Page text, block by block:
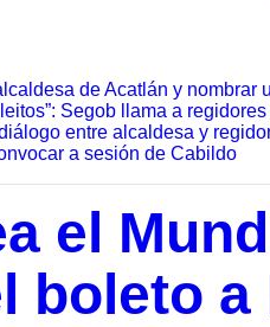
de Acatlán y nombrar
Segob llama a
entre alcaldesa y
a sesión de Cabildo
el
boleto a